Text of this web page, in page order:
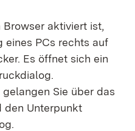
Browser aktiviert ist,
eines PCs rechts auf
Es öffnet sich ein
Sie über das
den Unterpunkt